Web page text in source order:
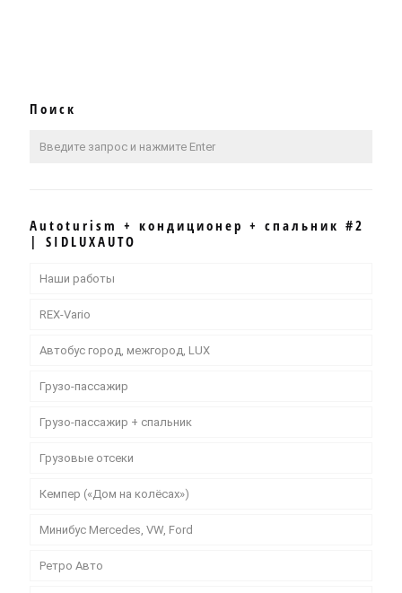
Поиск
Autoturism + кондиционер + спальник #2
| SIDLUXAUTO
Наши работы
REX-Vario
Автобус город, межгород, LUX
Грузо-пассажир
Грузо-пассажир + спальник
Грузовые отсеки
Кемпер («Дом на колёсах»)
Минибус Mercedes, VW, Ford
Ретро Авто